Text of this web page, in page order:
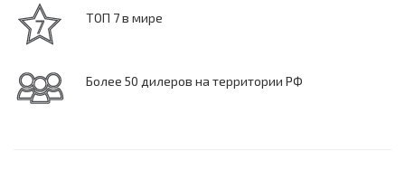
ТОП 7 в мире
Более 50 дилеров на территории РФ